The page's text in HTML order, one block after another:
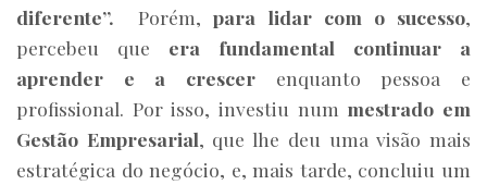
diferente”.
Porém,para lidar com o sucesso,
percebeu que era fundamental continuar a
aprender e a crescer enquanto pessoa e
profissional. Por isso, investiu num mestrado em
Gestão Empresarial, que lhe deu uma visão mais
estratégica do negócio, e, mais tarde, concluiu um